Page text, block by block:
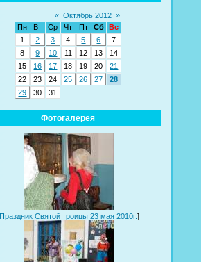
« Октябрь 2012 »
Пн
Вт Ср Чт Пт Сб
Вс
1
2 3 4 5 6
7
8
9 10 11 12 13
14
15
16 17 18 19 20
21
22
23 24 25 26 27
28
29
30 31
Фотогалерея
Праздник Святой троицы 23 мая 2010г.]